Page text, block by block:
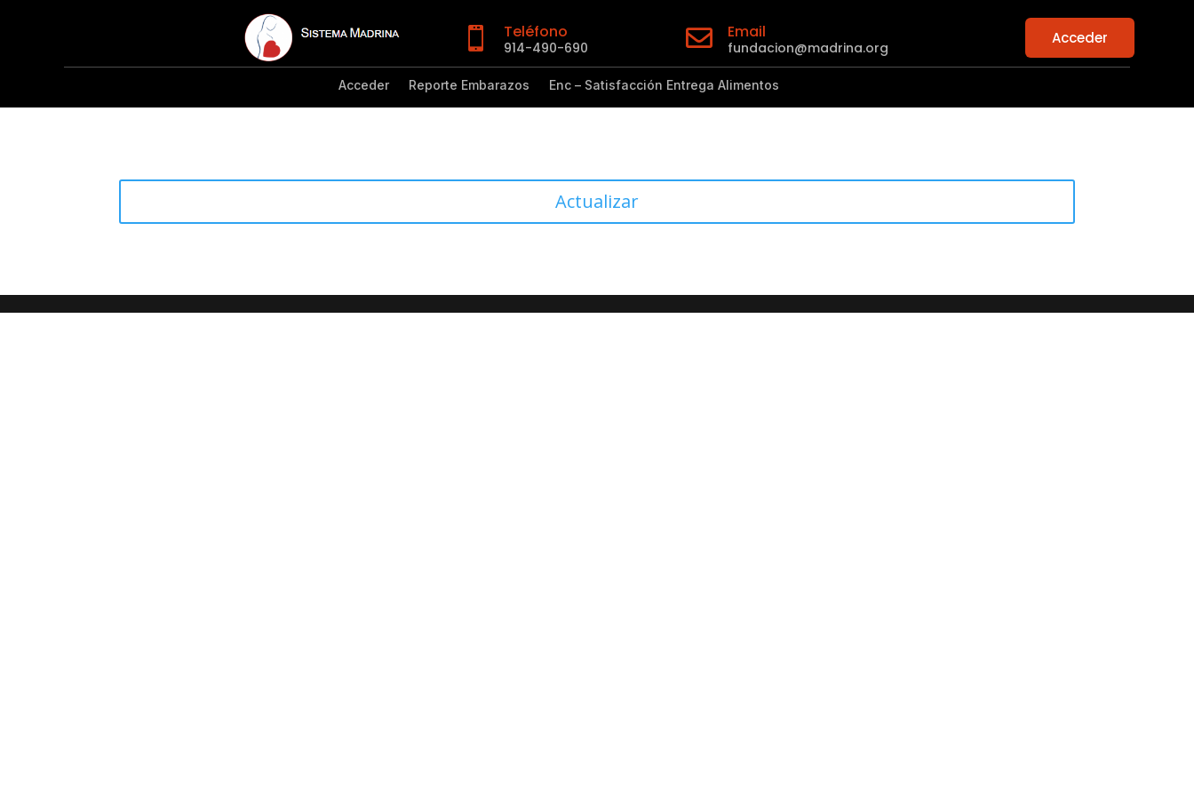
 Teléfono
914-490-690  Email
fundacion@madrina.org
Acceder
Acceder Reporte Embarazos Enc – Satisfacción Entrega Alimentos
Actualizar